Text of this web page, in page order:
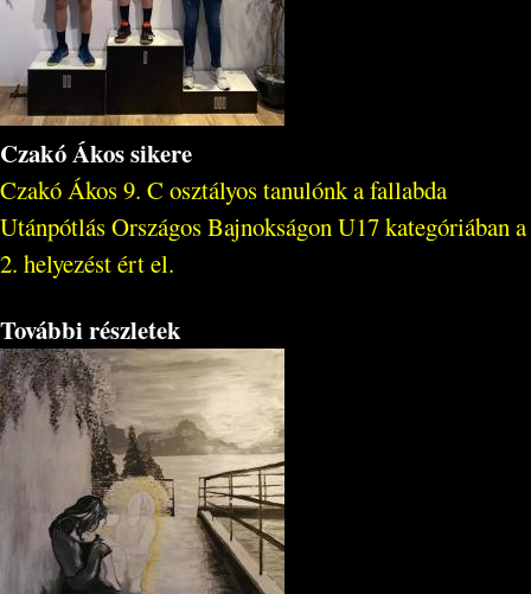
Czakó Ákos sikere
Czakó Ákos 9. C osztályos tanulónk a fallabda
Utánpótlás Országos Bajnokságon U17 kategóriában a
2. helyezést ért el.
További részletek